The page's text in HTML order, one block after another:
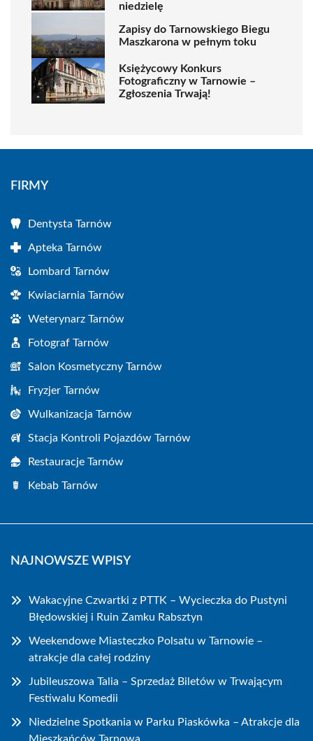
niedzielę
Zapisy do Tarnowskiego Biegu
Maszkarona w pełnym toku
Księżycowy Konkurs
Fotograficzny w Tarnowie –
Zgłoszenia Trwają!
FIRMY
Dentysta Tarnów
Apteka Tarnów
Lombard Tarnów
Kwiaciarnia Tarnów
Weterynarz Tarnów
Fotograf Tarnów
Salon Kosmetyczny Tarnów
Fryzjer Tarnów
Wulkanizacja Tarnów
Stacja Kontroli Pojazdów Tarnów
Restauracje Tarnów
Kebab Tarnów
NAJNOWSZE WPISY
Wakacyjne Czwartki z PTTK – Wycieczka do Pustyni
Błędowskiej i Ruin Zamku Rabsztyn
Weekendowe Miasteczko Polsatu w Tarnowie –
atrakcje dla całej rodziny
Jubileuszowa Talia – Sprzedaż Biletów w Trwającym
Festiwalu Komedii
Niedzielne Spotkania w Parku Piaskówka – Atrakcje dla